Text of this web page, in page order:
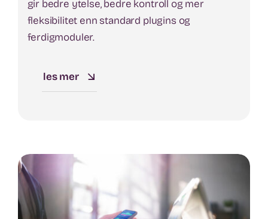
gir bedre ytelse, bedre kontroll og mer
fleksibilitet enn standard plugins og
ferdigmoduler.
les mer